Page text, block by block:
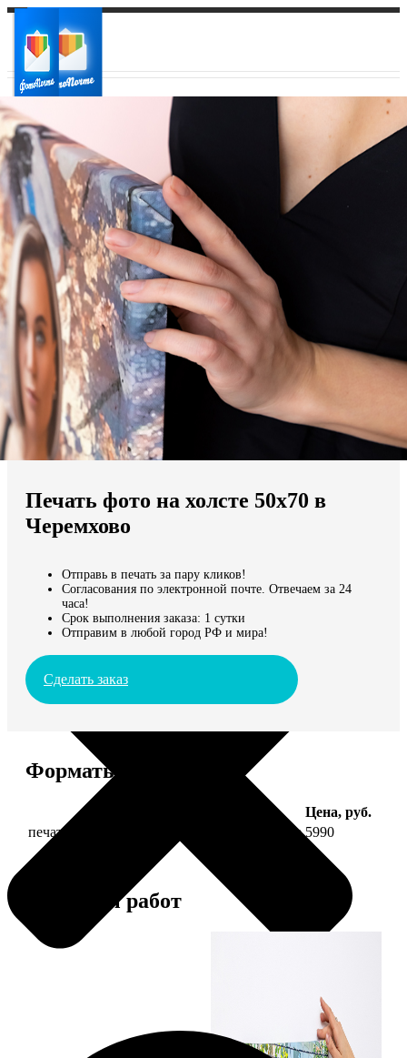
Ваш город:
Ваш регион доставки
Выберите из списка:
Мы доставляем по всему миру
Продолжить без города
Печать фото на холсте 50х70 в
Черемхово
Отправь в печать за пару кликов!
Согласования по электронной почте. Отвечаем за 24
часа!
Срок выполнения заказа: 1 сутки
Отправим в любой город РФ и мира!
Сделать заказ
Форматы и цены
Цена, руб.
печать фото на холсте 50х70 на подрамнике 5990
Примеры работ